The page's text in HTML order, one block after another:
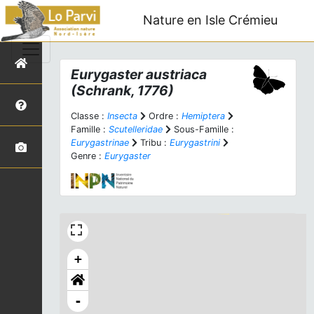
Nature en Isle Crémieu
Eurygaster austriaca
(Schrank, 1776)
Classe : Insecta Ordre : Hemiptera
Famille : Scutelleridae
Sous-Famille :
Eurygastrinae
Tribu : Eurygastrini
Genre : Eurygaster
+
-